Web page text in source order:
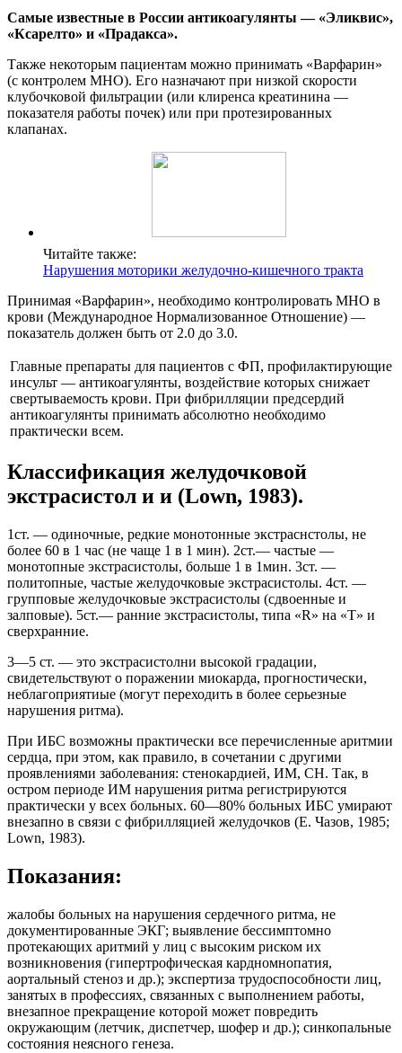
Самые известные в России антикоагулянты — «Эликвис»,
«Ксарелто» и «Прадакса».
Также некоторым пациентам можно принимать «Варфарин»
(с контролем МНО). Его назначают при низкой скорости
клубочковой фильтрации (или клиренса креатинина —
показателя работы почек) или при протезированных
клапанах.
Читайте также:
Нарушения моторики желудочно-кишечного тракта
Принимая «Варфарин», необходимо контролировать МНО в
крови (Международное Нормализованное Отношение) —
показатель должен быть от 2.0 до 3.0.
Главные препараты для пациентов с ФП, профилактирующие
инсульт — антикоагулянты, воздействие которых снижает
свертываемость крови. При фибрилляции предсердий
антикоагулянты принимать абсолютно необходимо
практически всем.
Классификация желудочковой
экстрасистол и и (Lown, 1983).
1ст. — одиночные, редкие монотонные экстраснстолы, не
более 60 в 1 час (не чаще 1 в 1 мин). 2ст.— частые —
монотопные экстрасистолы, больше 1 в 1мин. 3ст. —
политопные, частые желудочковые экстрасистолы. 4ст. —
групповые желудочковые экстрасистолы (сдвоенные и
залповые). 5ст.— ранние экстрасистолы, типа «R» на «Т» и
сверхранние.
3—5 ст. — это экстрасистолни высокой градации,
свидетельствуют о поражении миокарда, прогностически,
неблагоприятиые (могут переходить в более серьезные
нарушения ритма).
При ИБС возможны практически все перечисленные аритмии
сердца, при этом, как правило, в сочетании с другими
проявлениями заболевания: стенокардией, ИМ, СН. Так, в
остром периоде ИМ нарушения ритма регистрируются
практически у всех больных. 60—80% больных ИБС умирают
внезапно в связи с фибрилляцией желудочков (Е. Чазов, 1985;
Lown, 1983).
Показания:
жалобы больных на нарушения сердечного ритма, не
документированные ЭКГ; выявление бессимптомно
протекающих аритмий у лиц с высоким риском их
возникновения (гипертрофическая кардномнопатия,
аортальный стеноз и др.); экспертиза трудоспособности лиц,
занятых в профессиях, связанных с выполнением работы,
внезапное прекращение которой может повредить
окружающим (летчик, диспетчер, шофер и др.); синкопальные
состояния неясного генеза.